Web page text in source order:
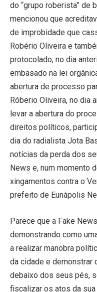
do “grupo roberista” de
mencionou que
de improbidade que
Robério Oliveira e
protocolado, no dia
embasado na lei
abertura de processo
Róberio Oliveira, no dia
levar a abertura do
direitos políticos,
dia do radialista Jota
notícias da perda dos
News e, num momento
xingamentos contra o
prefeito de Eunápolis
Parece que a Fake
demonstrando como
a realizar manobra
da cidade e demonstrar
debaixo dos seus pés,
fiscalizar os atos da